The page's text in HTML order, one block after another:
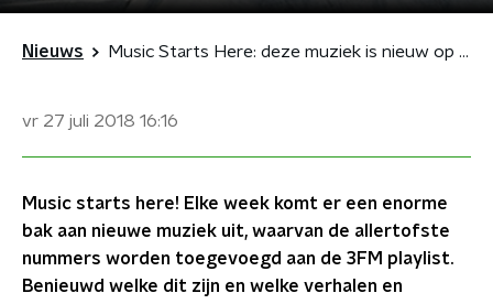
Nieuws Music Starts Here: deze muziek is nieuw op 3FM!
vr 27 juli 2018 16:16
Music starts here! Elke week komt er een enorme
bak aan nieuwe muziek uit, waarvan de allertofste
nummers worden toegevoegd aan de 3FM playlist.
Benieuwd welke dit zijn en welke verhalen en